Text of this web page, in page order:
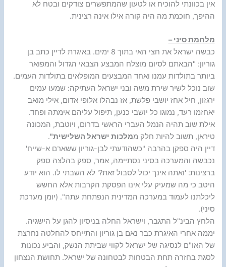
אין בכוונתי להוכיח או לטעון שהמתפשרים צודקים ובטח לא
ההיפך, חוכמת מה היה קורה אילו אינה רצינית.
מלחמת סיני –
כבשה ישראל את חצי האי בתוך 8 ימים. באיגרת לדיין כתב בן
גוריון: "הבאתם לסיום מוצלח המבצע הצבאי הגדול והמפואר
ביותר בתולדות עמנו ואחד המבצעים המופלאים בתולדות העמים.
שוב נוכל לשיר שירת משה ובני ישראל העתיקה: שמעו עמים
ירגזון, חיל אחז יושבי פלשת, אז נבהלו אלופי אדום, אילי מואב
יאחזמו רעד, נמוגו כל יושבי כנען, תיפול עליהם אימתה ופחד.
אילת שוב תהיה הנמל העברי הראשי בדרום, ויוטבת, המכונה
טיראן, תשוב להיות חלק ממלכות ישראל השלישית".
דיין היה ספקן בהרבה "כשהודעתי לבן-גוריון ששארם א-שייח'
נכבשה והמערכה בסיני נסתיימה, אמר, ספק בהלצה ספק
ברצינות: 'ואתה אינך יכול לסבול זאת?' לא השבתי לו. הוא יודע
היטב כי מה שמעיק עלי אינו הפסקת הקרבות אלא החשש
ליכלתנו לעמוד במערכה המדינית הנפתחת עתה". (יומן מערכת
סיני).
הלחץ הבינ"ל התגבר, וישראל החלה בניסיון להגן על הישגיה.
יממה אחרי האיגרת כבר נאם בן גוריון והתייחס להחלטה נחרצת
של האו"ם לנסיגה של ישראל לקווי שביתת הנשק, והביע נכונות
לסגת בחזרה תחת הבטחות לבטחונה של ישראל. תחושת הנצחון